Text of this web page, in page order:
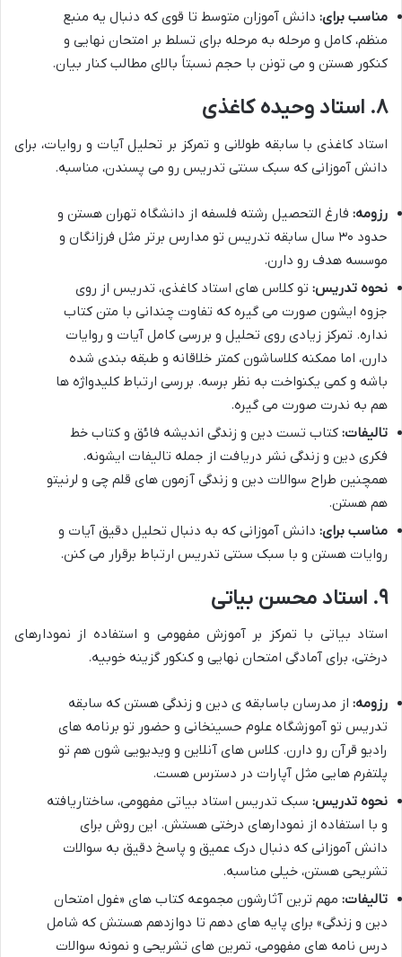
مناسب برای: دانش آموزان متوسط تا قوی که دنبال یه منبع
منظم، کامل و مرحله به مرحله برای تسلط بر امتحان نهایی و
کنکور هستن و می تونن با حجم نسبتاً بالای مطالب کنار بیان.
۸. استاد وحیده کاغذی
استاد کاغذی با سابقه طولانی و تمرکز بر تحلیل آیات و روایات، برای
دانش آموزانی که سبک سنتی تدریس رو می پسندن، مناسبه.
رزومه: فارغ التحصیل رشته فلسفه از دانشگاه تهران هستن و
حدود ۳۰ سال سابقه تدریس تو مدارس برتر مثل فرزانگان و
موسسه هدف رو دارن.
نحوه تدریس: تو کلاس های استاد کاغذی، تدریس از روی
جزوه ایشون صورت می گیره که تفاوت چندانی با متن کتاب
نداره. تمرکز زیادی روی تحلیل و بررسی کامل آیات و روایات
دارن، اما ممکنه کلاساشون کمتر خلاقانه و طبقه بندی شده
باشه و کمی یکنواخت به نظر برسه. بررسی ارتباط کلیدواژه ها
هم به ندرت صورت می گیره.
تالیفات: کتاب تست دین و زندگی اندیشه فائق و کتاب خط
فکری دین و زندگی نشر دریافت از جمله تالیفات ایشونه.
همچنین طراح سوالات دین و زندگی آزمون های قلم چی و لرنیتو
هم هستن.
مناسب برای: دانش آموزانی که به دنبال تحلیل دقیق آیات و
روایات هستن و با سبک سنتی تدریس ارتباط برقرار می کنن.
۹. استاد محسن بیاتی
استاد بیاتی با تمرکز بر آموزش مفهومی و استفاده از نمودارهای
درختی، برای آمادگی امتحان نهایی و کنکور گزینه خوبیه.
رزومه: از مدرسان باسابقه ی دین و زندگی هستن که سابقه
تدریس تو آموزشگاه علوم حسینخانی و حضور تو برنامه های
رادیو قرآن رو دارن. کلاس های آنلاین و ویدیویی شون هم تو
پلتفرم هایی مثل آپارات در دسترس هست.
نحوه تدریس: سبک تدریس استاد بیاتی مفهومی، ساختاریافته
و با استفاده از نمودارهای درختی هستش. این روش برای
دانش آموزانی که دنبال درک عمیق و پاسخ دقیق به سوالات
تشریحی هستن، خیلی مناسبه.
تالیفات: مهم ترین آثارشون مجموعه کتاب های «غول امتحان
دین و زندگی» برای پایه های دهم تا دوازدهم هستش که شامل
درس نامه های مفهومی، تمرین های تشریحی و نمونه سوالات